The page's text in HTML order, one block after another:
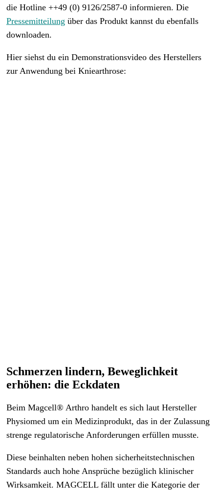
die Hotline ++49 (0) 9126/2587-0 informieren. Die
Pressemitteilung über das Produkt kannst du ebenfalls
downloaden.
Hier siehst du ein Demonstrationsvideo des Herstellers
zur Anwendung bei Kniearthrose:
Schmerzen lindern, Beweglichkeit
erhöhen: die Eckdaten
Beim Magcell® Arthro handelt es sich laut Hersteller
Physiomed um ein Medizinprodukt, das in der Zulassung
strenge regulatorische Anforderungen erfüllen musste.
Diese beinhalten neben hohen sicherheitstechnischen
Standards auch hohe Ansprüche bezüglich klinischer
Wirksamkeit. MAGCELL fällt unter die Kategorie der